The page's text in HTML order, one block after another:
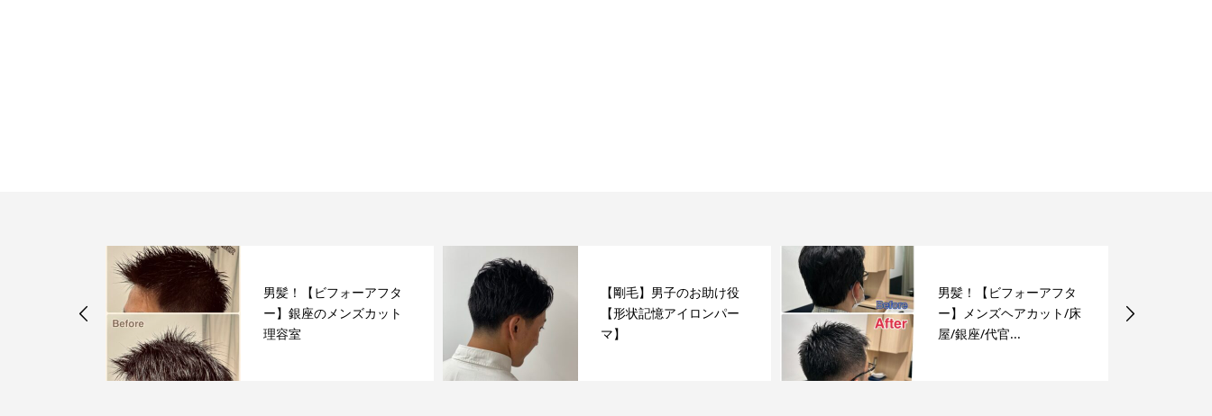
男髪！【ビフォーアフタ
ー】銀座のメンズカット
理容室
【剛毛】男子のお助け役
【形状記憶アイロンパー
マ】
男髪！【ビフォーアフタ
ー】メンズヘアカット/床
屋/銀座/代官...